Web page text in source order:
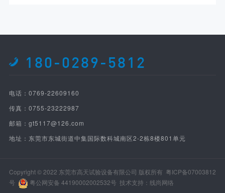
180-0289-5812
电话：0769-22609160
传真：0755-23222987
邮箱：gt5117@126.com
地址：东莞市东城街道中集国际数科城南区2-2栋8楼801单元
Copyright © 2022 东莞市高天试验设备有限公司 版权所有 粤ICP备07003812
号
粤公网安备 44190002002532号 技术支持：线尚网络